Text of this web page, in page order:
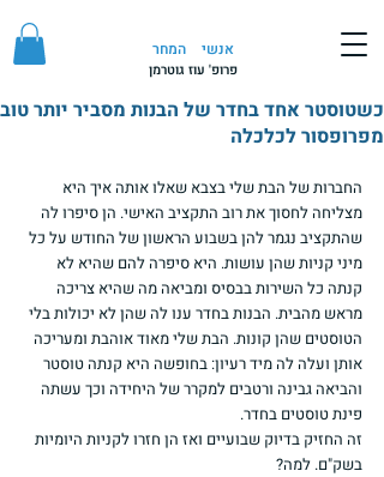
אנשי המחר
פרופ' עוז גוטרמן
כשטוסטר אחד בחדר של הבנות מסביר יותר טוב
מפרופסור לכלכלה
החברות של הבת שלי בצבא שאלו אותה איך היא
מצליחה לחסוך את רוב התקציב האישי. הן סיפרו לה
שהתקציב נגמר להן בשבוע הראשון של החודש על כל
מיני קניות שהן עושות. היא סיפרה להם שהיא לא
קנתה כל השירות בבסיס ומביאה מה שהיא צריכה
מראש מהבית. הבנות בחדר ענו לה שהן לא יכולות בלי
הטוסטים שהן קונות. הבת שלי מאוד אוהבת ומעריכה
אותן ועלה לה מיד רעיון: בחופשה היא קנתה טוסטר
והביאה גבינה ורטבים למקרר של היחידה וכך עשתה
פינת טוסטים בחדר.
זה החזיק בדיוק שבועיים ואז הן חזרו לקניות היומיות
בשק"ם. למה?